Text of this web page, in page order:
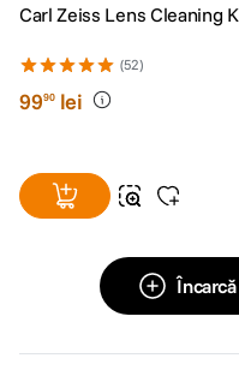
Carl Zeiss Lens Cleaning
(52)
9990 lei